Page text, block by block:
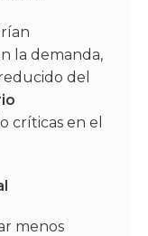
la demanda,
del
críticas en el
menos